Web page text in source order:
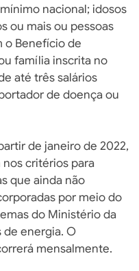
nacional; idosos
ou mais ou pessoas
o Benefício de
família inscrita no
até três salários
de doença ou
de janeiro de 2022,
critérios para
que ainda não
por meio do
do Ministério da
de energia. O
mensalmente.